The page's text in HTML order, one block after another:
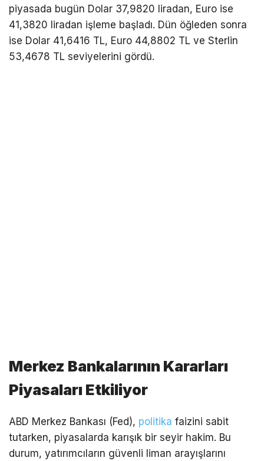
piyasada bugün Dolar 37,9820 liradan, Euro ise
41,3820 liradan işleme başladı. Dün öğleden sonra
ise Dolar 41,6416 TL, Euro 44,8802 TL ve Sterlin
53,4678 TL seviyelerini gördü.
Merkez Bankalarının Kararları
Piyasaları Etkiliyor
ABD Merkez Bankası (Fed), politika faizini sabit
tutarken, piyasalarda karışık bir seyir hakim. Bu
durum, yatırımcıların güvenli liman arayışlarını